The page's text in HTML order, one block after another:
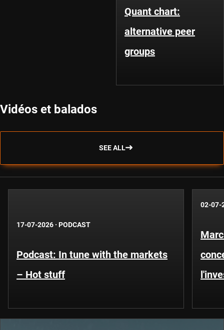
Quant chart:
alternative peer
groups
Vidéos et balados
SEE ALL
17-07-2026 · PODCAST
Podcast: In tune with the markets
– Hot stuff
02-07-